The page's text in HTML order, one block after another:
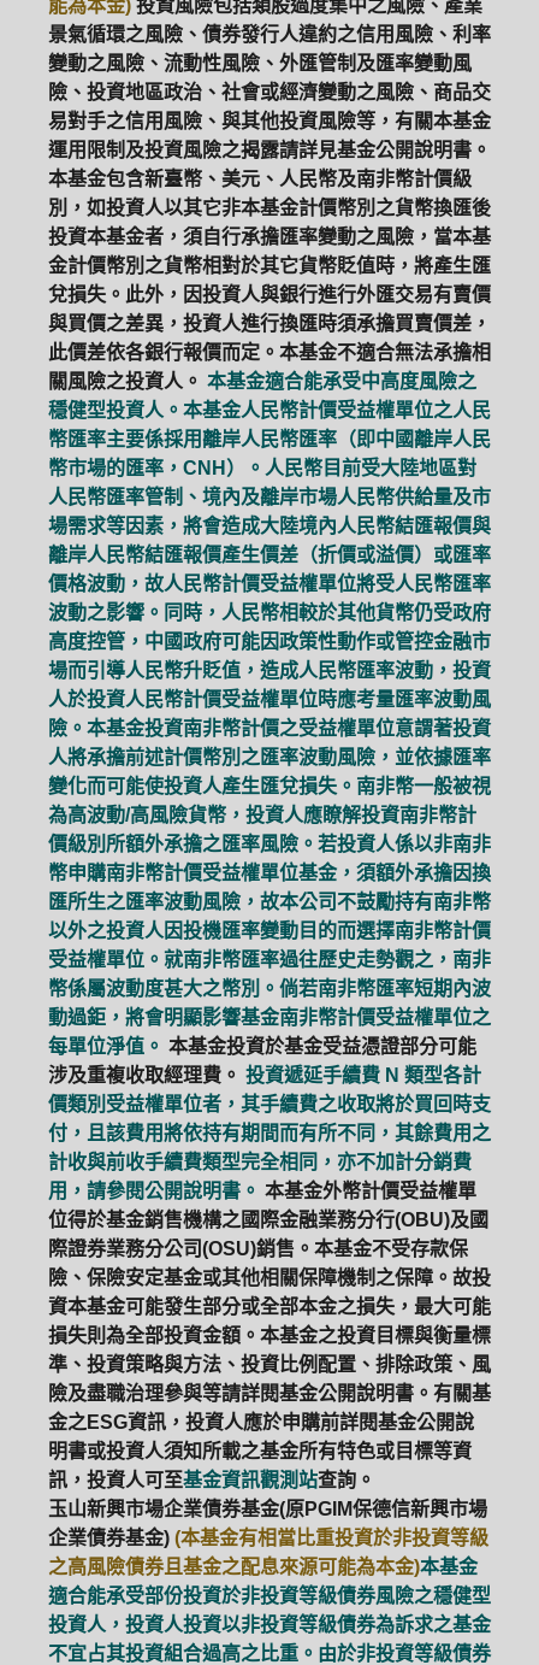
能為本金) 投資風險包括類股過度集中之風險、產業
景氣循環之風險、債券發行人違約之信用風險、利率
變動之風險、流動性風險、外匯管制及匯率變動風
險、投資地區政治、社會或經濟變動之風險、商品交
易對手之信用風險、與其他投資風險等，有關本基金
運用限制及投資風險之揭露請詳見基金公開說明書。
本基金包含新臺幣、美元、人民幣及南非幣計價級
別，如投資人以其它非本基金計價幣別之貨幣換匯後
投資本基金者，須自行承擔匯率變動之風險，當本基
金計價幣別之貨幣相對於其它貨幣貶值時，將產生匯
兌損失。此外，因投資人與銀行進行外匯交易有賣價
與買價之差異，投資人進行換匯時須承擔買賣價差，
此價差依各銀行報價而定。本基金不適合無法承擔相
關風險之投資人。 本基金適合能承受中高度風險之
穩健型投資人。本基金人民幣計價受益權單位之人民
幣匯率主要係採用離岸人民幣匯率（即中國離岸人民
幣市場的匯率，CNH）。人民幣目前受大陸地區對
人民幣匯率管制、境內及離岸市場人民幣供給量及市
場需求等因素，將會造成大陸境內人民幣結匯報價與
離岸人民幣結匯報價產生價差（折價或溢價）或匯率
價格波動，故人民幣計價受益權單位將受人民幣匯率
波動之影響。同時，人民幣相較於其他貨幣仍受政府
高度控管，中國政府可能因政策性動作或管控金融市
場而引導人民幣升貶值，造成人民幣匯率波動，投資
人於投資人民幣計價受益權單位時應考量匯率波動風
險。本基金投資南非幣計價之受益權單位意謂著投資
人將承擔前述計價幣別之匯率波動風險，並依據匯率
變化而可能使投資人產生匯兌損失。南非幣一般被視
為高波動/高風險貨幣，投資人應瞭解投資南非幣計
價級別所額外承擔之匯率風險。若投資人係以非南非
幣申購南非幣計價受益權單位基金，須額外承擔因換
匯所生之匯率波動風險，故本公司不鼓勵持有南非幣
以外之投資人因投機匯率變動目的而選擇南非幣計價
受益權單位。就南非幣匯率過往歷史走勢觀之，南非
幣係屬波動度甚大之幣別。倘若南非幣匯率短期內波
動過鉅，將會明顯影響基金南非幣計價受益權單位之
每單位淨值。 本基金投資於基金受益憑證部分可能
涉及重複收取經理費。 投資遞延手續費 N 類型各計
價類別受益權單位者，其手續費之收取將於買回時支
付，且該費用將依持有期間而有所不同，其餘費用之
計收與前收手續費類型完全相同，亦不加計分銷費
用，請參閱公開說明書。 本基金外幣計價受益權單
位得於基金銷售機構之國際金融業務分行(OBU)及國
際證券業務分公司(OSU)銷售。本基金不受存款保
險、保險安定基金或其他相關保障機制之保障。故投
資本基金可能發生部分或全部本金之損失，最大可能
損失則為全部投資金額。本基金之投資目標與衡量標
準、投資策略與方法、投資比例配置、排除政策、風
險及盡職治理參與等請詳閱基金公開說明書。有關基
金之ESG資訊，投資人應於申購前詳閱基金公開說
明書或投資人須知所載之基金所有特色或目標等資
訊，投資人可至基金資訊觀測站查詢。
玉山新興市場企業債券基金(原PGIM保德信新興市場
企業債券基金) (本基金有相當比重投資於非投資等級
之高風險債券且基金之配息來源可能為本金)本基金
適合能承受部份投資於非投資等級債券風險之穩健型
投資人，投資人投資以非投資等級債券為訴求之基金
不宜占其投資組合過高之比重。由於非投資等級債券